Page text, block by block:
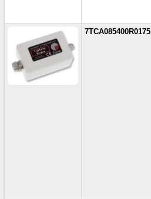
7TCA085400R0175